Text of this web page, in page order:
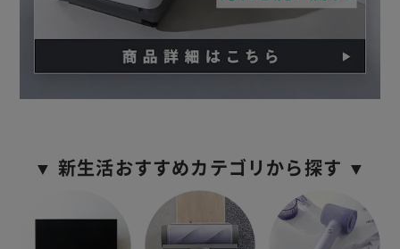
▼ 新生活おすすめカテゴリから探す ▼